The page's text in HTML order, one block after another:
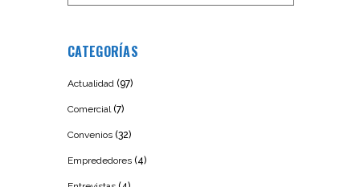
CATEGORÍAS
Actualidad (97)
Comercial(7)
Convenios (32)
Emprededores (4)